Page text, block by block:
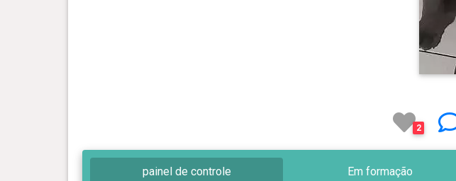
2
painel de controle Em formação